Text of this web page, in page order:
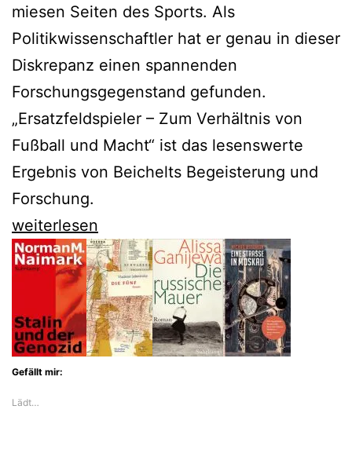
miesen Seiten des Sports. Als
Politikwissenschaftler hat er genau in dieser
Diskrepanz einen spannenden
Forschungsgegenstand gefunden.
„Ersatzfeldspieler – Zum Verhältnis von
Fußball und Macht“ ist das lesenswerte
Ergebnis von Beichelts Begeisterung und
Forschung.
Timm
Beichelt
erforscht
und
Macht
weiterlesen
Gefällt mir:
Lädt…